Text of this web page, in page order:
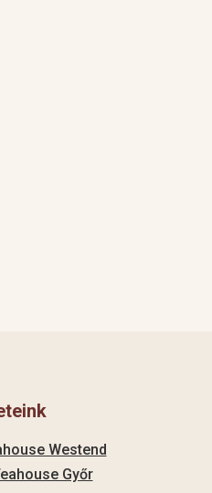
Westend
Győr